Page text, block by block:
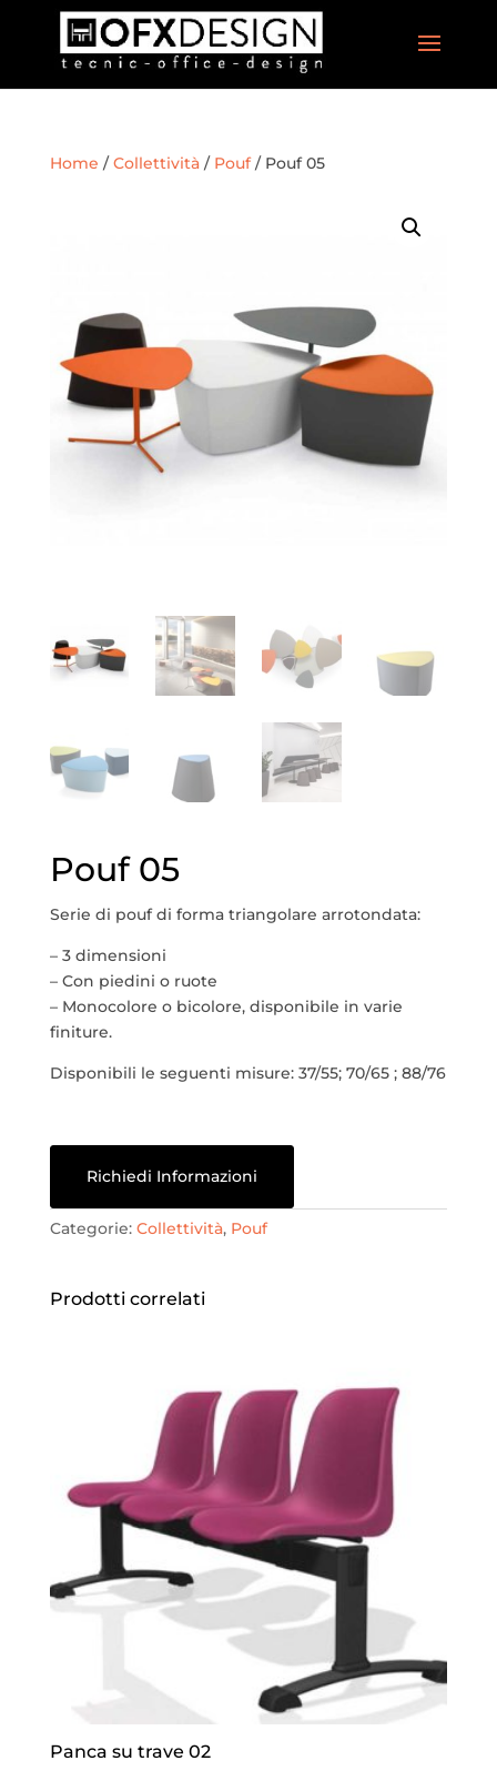
Home /Collettività/ Pouf/ Pouf 05
Pouf 05
Serie di pouf di forma triangolare arrotondata:
– 3 dimensioni
– Con piedini o ruote
– Monocolore o bicolore, disponibile in varie
finiture.
Disponibili le seguenti misure: 37/55; 70/65 ; 88/76
Richiedi Informazioni
Categorie: Collettività, Pouf
Prodotti correlati
Panca su trave 02